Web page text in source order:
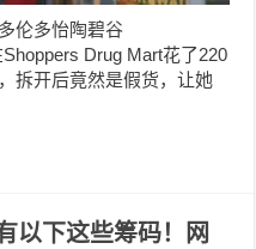
伦多怡陶碧谷
Drug Mart花了220
拆开后竟然是假货，让她
以下这些筹码！网